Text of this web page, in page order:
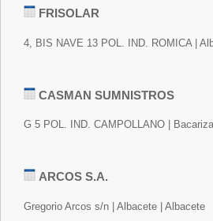
FRISOLAR
4, BIS NAVE 13 POL. IND. ROMICA |
CASMAN SUMNISTROS
G 5 POL. IND. CAMPOLLANO |
ARCOS S.A.
Gregorio Arcos s/n | Albacete | Albacete